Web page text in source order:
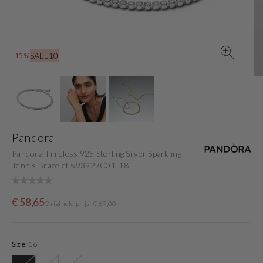
-15%SALE10
view
Pandora
Pandora Timeless 925 Sterling Silver Sparkling
Tennis Bracelet 593927C01-18
Sale
€ 58,65
OrigineleOriginele prijs: € 69,00
Size: 16